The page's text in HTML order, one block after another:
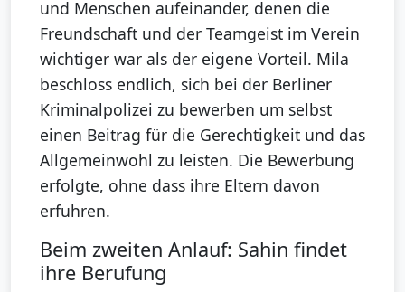
und Menschen aufeinander, denen die
Freundschaft und der Teamgeist im Verein
wichtiger war als der eigene Vorteil. Mila
beschloss endlich, sich bei der Berliner
Kriminalpolizei zu bewerben um selbst
einen Beitrag für die Gerechtigkeit und das
Allgemeinwohl zu leisten. Die Bewerbung
erfolgte, ohne dass ihre Eltern davon
erfuhren.
Beim zweiten Anlauf: Sahin findet
ihre Berufung